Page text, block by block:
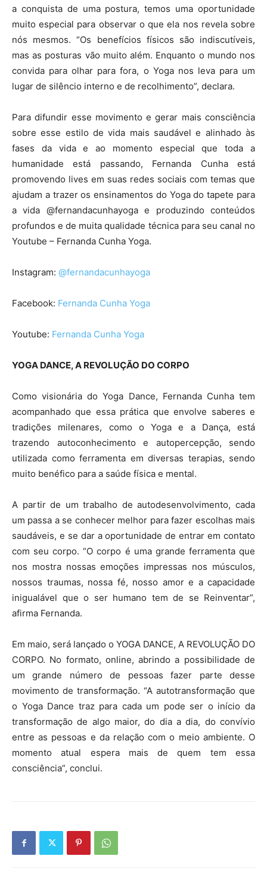
a conquista de uma postura, temos uma oportunidade
muito especial para observar o que ela nos revela sobre
nós mesmos. “Os benefícios físicos são indiscutíveis,
mas as posturas vão muito além. Enquanto o mundo nos
convida para olhar para fora, o Yoga nos leva para um
lugar de silêncio interno e de recolhimento”, declara.
Para difundir esse movimento e gerar mais consciência
sobre esse estilo de vida mais saudável e alinhado às
fases da vida e ao momento especial que toda a
humanidade está passando, Fernanda Cunha está
promovendo lives em suas redes sociais com temas que
ajudam a trazer os ensinamentos do Yoga do tapete para
a vida @fernandacunhayoga e produzindo conteúdos
profundos e de muita qualidade técnica para seu canal no
Youtube – Fernanda Cunha Yoga.
Instagram: @fernandacunhayoga
Facebook: Fernanda Cunha Yoga
Youtube: Fernanda Cunha Yoga
YOGA DANCE, A REVOLUÇÃO DO CORPO
Como visionária do Yoga Dance, Fernanda Cunha tem
acompanhado que essa prática que envolve saberes e
tradições milenares, como o Yoga e a Dança, está
trazendo autoconhecimento e autopercepção, sendo
utilizada como ferramenta em diversas terapias, sendo
muito benéfico para a saúde física e mental.
A partir de um trabalho de autodesenvolvimento, cada
um passa a se conhecer melhor para fazer escolhas mais
saudáveis, e se dar a oportunidade de entrar em contato
com seu corpo. “O corpo é uma grande ferramenta que
nos mostra nossas emoções impressas nos músculos,
nossos traumas, nossa fé, nosso amor e a capacidade
inigualável que o ser humano tem de se Reinventar”,
afirma Fernanda.
Em maio, será lançado o YOGA DANCE, A REVOLUÇÃO DO
CORPO. No formato, online, abrindo a possibilidade de
um grande número de pessoas fazer parte desse
movimento de transformação. “A autotransformação que
o Yoga Dance traz para cada um pode ser o início da
transformação de algo maior, do dia a dia, do convívio
entre as pessoas e da relação com o meio ambiente. O
momento atual espera mais de quem tem essa
consciência”, conclui.